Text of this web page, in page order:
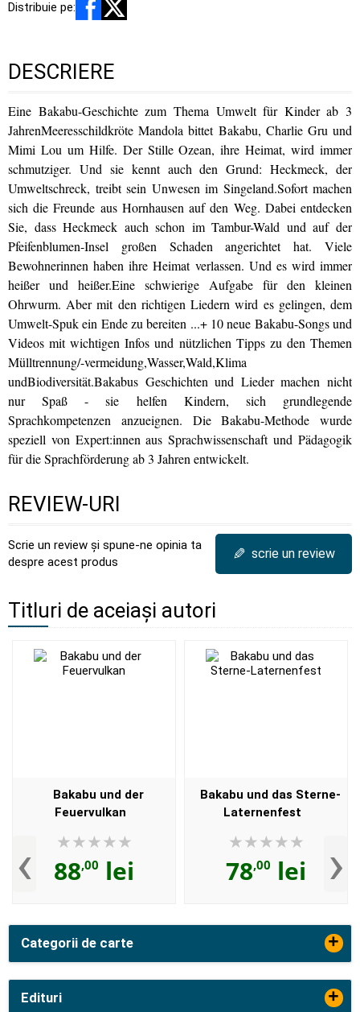
Categorii de carte +
Edituri +
Distribuie pe:
DESCRIERE
Eine Bakabu-Geschichte zum Thema Umwelt für Kinder ab 3
JahrenMeeresschildkröte Mandola bittet Bakabu, Charlie Gru und
Mimi Lou um Hilfe. Der Stille Ozean, ihre Heimat, wird immer
schmutziger. Und sie kennt auch den Grund: Heckmeck, der
Umweltschreck, treibt sein Unwesen im Singeland.Sofort machen
sich die Freunde aus Hornhausen auf den Weg. Dabei entdecken
Sie, dass Heckmeck auch schon im Tambur-Wald und auf der
Pfeifenblumen-Insel großen Schaden angerichtet hat. Viele
Bewohnerinnen haben ihre Heimat verlassen. Und es wird immer
heißer und heißer.Eine schwierige Aufgabe für den kleinen
Ohrwurm. Aber mit den richtigen Liedern wird es gelingen, dem
Umwelt-Spuk ein Ende zu bereiten ...+ 10 neue Bakabu-Songs und
Videos mit wichtigen Infos und nützlichen Tipps zu den Themen
Mülltrennung/-vermeidung,Wasser,Wald,Klima
undBiodiversität.Bakabus Geschichten und Lieder machen nicht
nur Spaß - sie helfen Kindern, sich grundlegende
Sprachkompetenzen anzueignen. Die Bakabu-Methode wurde
speziell von Expert:innen aus Sprachwissenschaft und Pädagogik
für die Sprachförderung ab 3 Jahren entwickelt.
REVIEW-URI
Scrie un review și spune-ne opinia ta
despre acest produs
✎ scrie un review
Titluri de aceiași autori
‹
Bakabu und der
Feuervulkan
88,00 lei
Bakabu und das Sterne-
Laternenfest
78,00 lei ›